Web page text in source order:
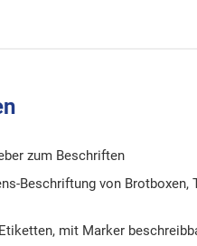
zum Beschriften
Beschriftung von Brotboxen,
mit Marker